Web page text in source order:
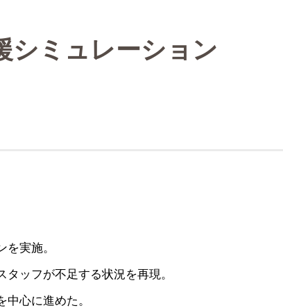
シミュレーション
実施。
ッフが不足する状況を再現。
心に進めた。